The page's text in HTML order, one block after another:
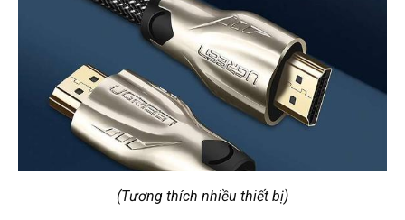
(Tương thích nhiều thiết bị)